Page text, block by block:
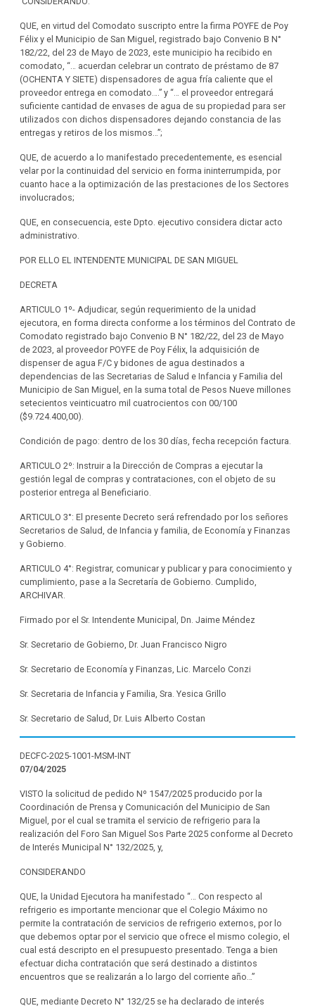
QUE, en virtud del Comodato suscripto entre la firma POYFE de Poy
Félix y el Municipio de San Miguel, registrado bajo Convenio B N°
182/22, del 23 de Mayo de 2023, este municipio ha recibido en
comodato, “… acuerdan celebrar un contrato de préstamo de 87
(OCHENTA Y SIETE) dispensadores de agua fría caliente que el
proveedor entrega en comodato….” y “… el proveedor entregará
suficiente cantidad de envases de agua de su propiedad para ser
utilizados con dichos dispensadores dejando constancia de las
entregas y retiros de los mismos…”;
QUE, de acuerdo a lo manifestado precedentemente, es esencial
velar por la continuidad del servicio en forma ininterrumpida, por
cuanto hace a la optimización de las prestaciones de los Sectores
involucrados;
QUE, en consecuencia, este Dpto. ejecutivo considera dictar acto
administrativo.
POR ELLO EL INTENDENTE MUNICIPAL DE SAN MIGUEL
DECRETA
ARTICULO 1º- Adjudicar, según requerimiento de la unidad
ejecutora, en forma directa conforme a los términos del Contrato de
Comodato registrado bajo Convenio B N° 182/22, del 23 de Mayo
de 2023, al proveedor POYFE de Poy Félix, la adquisición de
dispenser de agua F/C y bidones de agua destinados a
dependencias de las Secretarias de Salud e Infancia y Familia del
Municipio de San Miguel, en la suma total de Pesos Nueve millones
setecientos veinticuatro mil cuatrocientos con 00/100
($9.724.400,00).
Condición de pago: dentro de los 30 días, fecha recepción factura.
ARTICULO 2º: Instruir a la Dirección de Compras a ejecutar la
gestión legal de compras y contrataciones, con el objeto de su
posterior entrega al Beneficiario.
ARTICULO 3°: El presente Decreto será refrendado por los señores
Secretarios de Salud, de Infancia y familia, de Economía y Finanzas
y Gobierno.
ARTICULO 4°: Registrar, comunicar y publicar y para conocimiento y
cumplimiento, pase a la Secretaría de Gobierno. Cumplido,
ARCHIVAR.
Firmado por el Sr. Intendente Municipal, Dn. Jaime Méndez
Sr. Secretario de Gobierno, Dr. Juan Francisco Nigro
Sr. Secretario de Economía y Finanzas, Lic. Marcelo Conzi
Sr. Secretaria de Infancia y Familia, Sra. Yesica Grillo
Sr. Secretario de Salud, Dr. Luis Alberto Costan
DECFC-2025-1001-MSM-INT
07/04/2025
VISTO la solicitud de pedido Nº 1547/2025 producido por la
Coordinación de Prensa y Comunicación del Municipio de San
Miguel, por el cual se tramita el servicio de refrigerio para la
realización del Foro San Miguel Sos Parte 2025 conforme al Decreto
de Interés Municipal N° 132/2025, y,
CONSIDERANDO
QUE, la Unidad Ejecutora ha manifestado “… Con respecto al
refrigerio es importante mencionar que el Colegio Máximo no
permite la contratación de servicios de refrigerio externos, por lo
que debemos optar por el servicio que ofrece el mismo colegio, el
cual está descripto en el presupuesto presentado. Tenga a bien
efectuar dicha contratación que será destinado a distintos
encuentros que se realizarán a lo largo del corriente año…”
QUE, mediante Decreto N° 132/25 se ha declarado de interés